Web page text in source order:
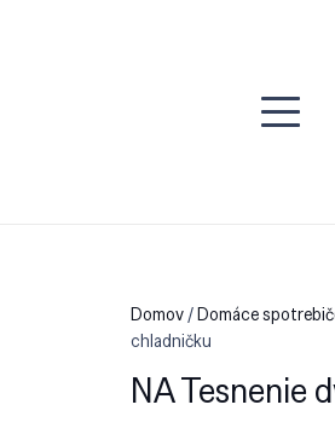
Domov/Domáce
chladničku
NA Tesnenie